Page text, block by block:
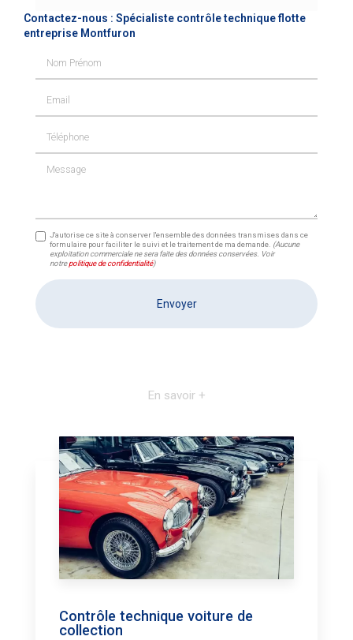
Contactez-nous : Spécialiste contrôle technique flotte
entreprise Montfuron
Message
J'autorise ce site à conserver l'ensemble des données transmises dans ce
formulaire pour faciliter le suivi et le traitement de ma demande. (Aucune
exploitation commerciale ne sera faite des données conservées. Voir
notrepolitique de confidentialité)
En savoir +
Contrôle technique voiture de
collection